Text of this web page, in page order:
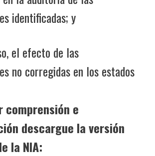
identificadas; y
el efecto de las
no corregidas en los estados
comprensión e
descargue la versión
la NIA: